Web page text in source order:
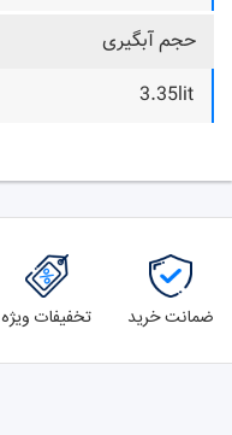
حجم آبگیری
3.35lit
ضمانت خرید تخفیفات ویژه